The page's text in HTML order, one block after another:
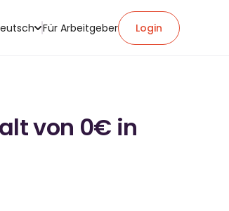
Für Arbeitgeber Login
von 0€ in